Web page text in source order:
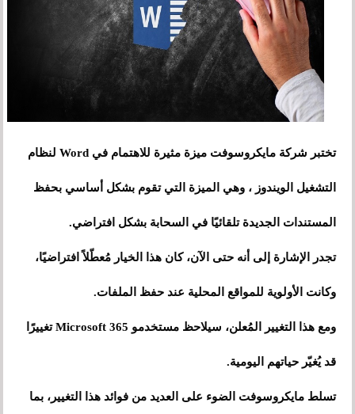
تختبر شركة مايكروسوفت ميزة مثيرة للاهتمام في Word لنظام
التشغيل الويندوز ، وهي الميزة التي تقوم بشكل أساسي بحفظ
المستندات الجديدة تلقائيًا في السحابة بشكل افتراضي.
تجدر الإشارة إلى أنه حتى الآن، كان هذا الخيار مُعطّلاً افتراضيًا،
وكانت الأولوية للمواقع المحلية عند حفظ الملفات.
ومع هذا التغيير المُعلن، سيلاحظ مستخدمو Microsoft 365 تغييرًا
قد يُغيّر حياتهم اليومية.
تسلط مايكروسوفت الضوء على العديد من فوائد هذا التغيير، بما